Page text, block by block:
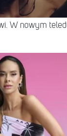
W nowym